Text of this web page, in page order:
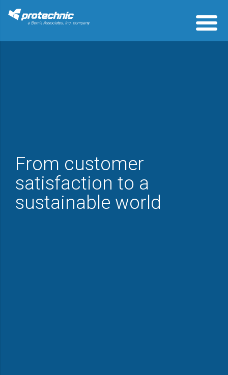
From customer
satisfaction to a
sustainable world